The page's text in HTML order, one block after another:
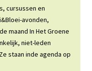
cursussen en
avonden,
maand In Het Groene
niet-leden
staan inde agenda op